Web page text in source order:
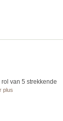
van 5 strekkende
plus